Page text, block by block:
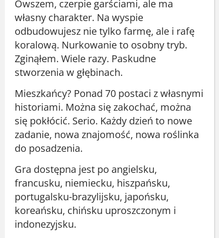
Owszem, czerpie garściami, ale ma
własny charakter. Na wyspie
odbudowujesz nie tylko farmę, ale i rafę
koralową. Nurkowanie to osobny tryb.
Zginąłem. Wiele razy. Paskudne
stworzenia w głębinach.
Mieszkańcy? Ponad 70 postaci z własnymi
historiami. Można się zakochać, można
się pokłócić. Serio. Każdy dzień to nowe
zadanie, nowa znajomość, nowa roślinka
do posadzenia.
Gra dostępna jest po angielsku,
francusku, niemiecku, hiszpańsku,
portugalsku-brazylijsku, japońsku,
koreańsku, chińsku uproszczonym i
indonezyjsku.